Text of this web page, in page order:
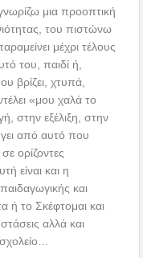
μια προοπτική
του πιστώνω
μέχρι τέλους
του, παιδί ή,
βρίζει, χτυπά,
«μου χαλά το
στην εξέλιξη, στην
από αυτό που
ορίζοντες
είναι και η
και
ή το Σκέφτομαι και
αλλά και